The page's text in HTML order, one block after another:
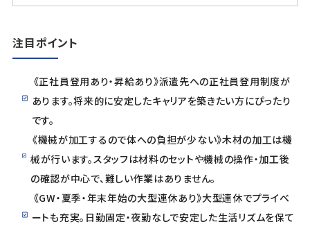
注目ポイント
《正社員登用あり・昇給あり》派遣先への正社員登用制度が
あります。将来的に安定したキャリアを築きたい方にぴったり
です。
《機械が加工するので体への負担が少ない》木材の加工は機
械が行います。スタッフは材料のセットや機械の操作・加工後
の確認が中心で、難しい作業はありません。
《GW・夏季・年末年始の大型連休あり》大型連休でプライベ
ートも充実。日勤固定・夜勤なしで安定した生活リズムを保て